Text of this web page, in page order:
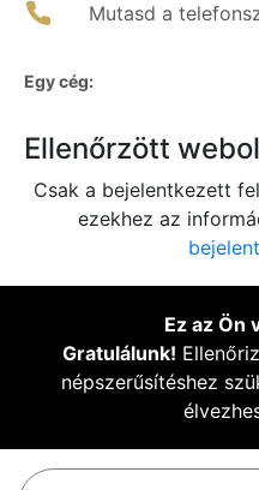
Mutasd a
Egy cég:
Ellenőrzött
Csak a bejelentkezett
ezekhez az
Ez az Ön
Gratulálunk!
népszerűsítéshez